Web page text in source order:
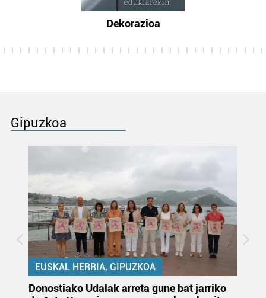
Dekorazioa
Gipuzkoa
EUSKAL HERRIA, GIPUZKOA
Donostiako Udalak arreta gune bat jarriko